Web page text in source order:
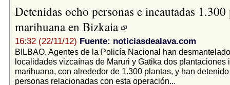
Detenidas ocho personas e incautadas 1.300
marihuana en Bizkaia
16:32 (22/11/12) Fuente: noticiasdealava.com
BILBAO. Agentes de la Policía Nacional han
localidades vizcaínas de Maruri y Gatika dos plantaciones
marihuana, con alrededor de 1.300 plantas, y han
personas relacionadas con esta operación...